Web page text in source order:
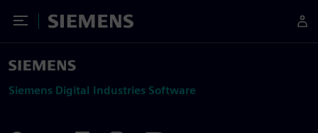
Toggle Menu
Siemens
Siemens Digital Industries Software